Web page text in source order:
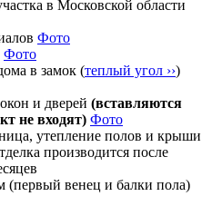
в Московской области
Фото
Фото
в замок (теплый угол ››)
и дверей (вставляются
не входят) Фото
утепление полов и крыши
производится после
(первый венец и балки пола)